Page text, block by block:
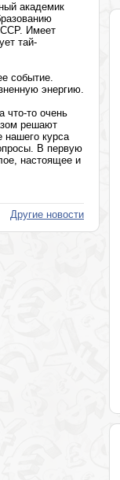
академик
Имеет
тай-
событие.
энергию.
что-то очень
решают
нашего курса
В первую
настоящее и
Другие новости